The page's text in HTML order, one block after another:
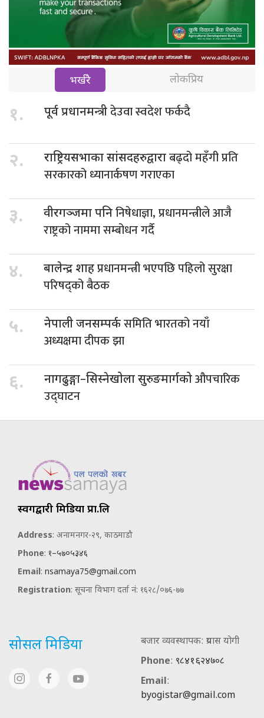
भर्खरै लोकप्रिय
१. पूर्व प्रधानमन्त्रीदेउवा स्वदेश फर्कदै
२. राष्ट्रियसभाका सांसदहरुद्वाराबढ्दो महँगी प्रति
सरकारको ध्यानार्कषण गराएका
३. वीरगञ्जमा पनिनिषेधाज्ञा, प्रधानमन्त्रीले आजै
राष्ट्रको नाममा सम्बोधन गर्दै
४. बालेन्द्र शाहप्रधानमन्त्री भएपछि पहिलो सुरक्षा
परिषद्को बैठक
५. नेपाली जनसम्पर्कसमिति भारतको नयाँ
अध्यक्षमा दीपक झा
६. नागढुङ्गा–सिस्नेखोला सुरुङमार्गकोऔपचारिक
उद्घाटन
स्वर्गद्वारी मिडिया प्रा.लि
Address: अनामनगर-२९, काठमाडौ
Phone: १–५७०५३४६
Email: nsamaya75@gmail.com
Registration: सूचना विभाग दर्ता नं: १६२८/०७६-७७
सोसल मिडिया
बजार व्यवस्थापक: प्रयास योगी
Phone: ९८४१६२४७०८
Email:
byogistar@gmail.com